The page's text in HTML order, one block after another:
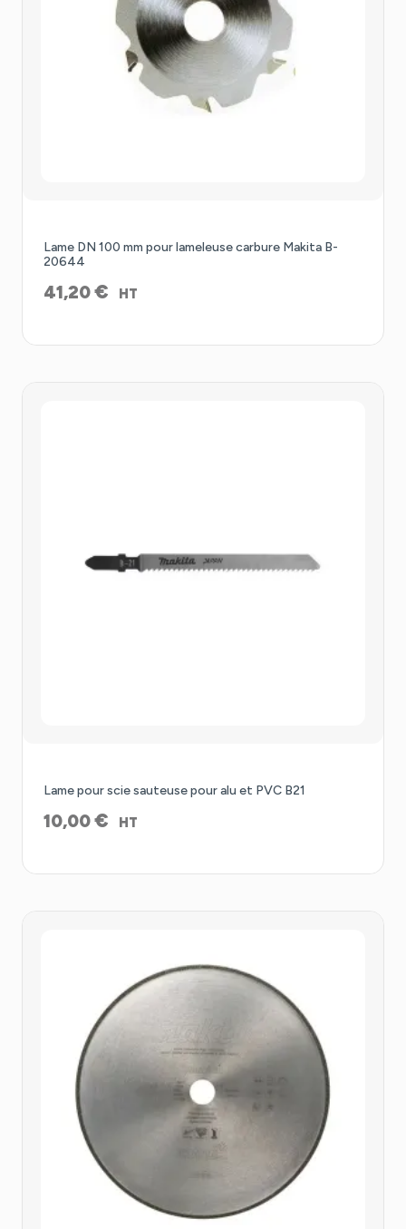
Lame DN 100 mm pour lameleuse carbure Makita B-
20644
41,20€ HT
Lame pour scie sauteuse pour alu et PVC B21
10,00€ HT